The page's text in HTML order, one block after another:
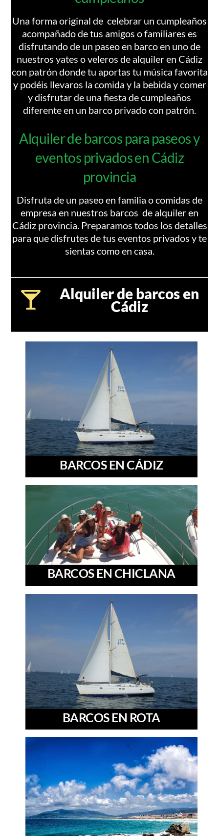
Una forma original de celebrar un cumpleaños
acompañado de tus amigos o familiares es
disfrutando de un paseo en barco en uno de
nuestros yates o veleros de alquiler en Cádiz
con patrón donde tu aportas tu música favorita
y podéis llevaros la comida y la bebida y comer
y disfrutar de una fiesta de cumpleaños
diferente en un barco privado con patrón.
Alquiler de barcos para paseos y
eventos privados en Cádiz
provincia
Disfruta de un paseo en familia o comidas de
empresa en nuestros barcos de alquiler en
Cádiz provincia. Preparamos todos los detalles
para que disfrutes de tus eventos privados y te
sientas como en casa.
Alquiler de barcos en
Cádiz
BARCOS EN CÁDIZ
BARCOS EN CHICLANA
BARCOS EN ROTA